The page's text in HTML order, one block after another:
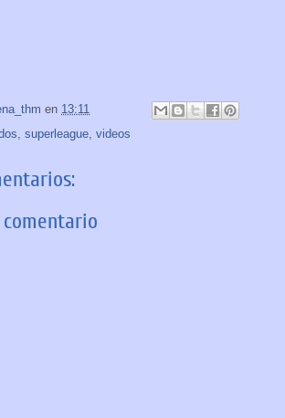
en 13:11
superleague videos